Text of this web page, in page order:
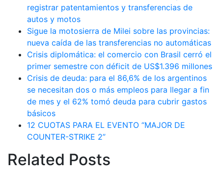
registrar patentamientos y transferencias de
autos y motos
Sigue la motosierra de Milei sobre las provincias:
nueva caída de las transferencias no automáticas
Crisis diplomática: el comercio con Brasil cerró el
primer semestre con déficit de US$1.396 millones
Crisis de deuda: para el 86,6% de los argentinos
se necesitan dos o más empleos para llegar a fin
de mes y el 62% tomó deuda para cubrir gastos
básicos
12 CUOTAS PARA EL EVENTO “MAJOR DE
COUNTER-STRIKE 2”
Related Posts